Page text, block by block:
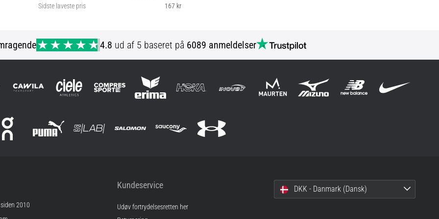
Sidste laveste pris 167 kr
4.8 ud af 5 baseret på 6089 anmeldelser
2010
Kundeservice
Udøv fortrydelsesretten her
DKK - Danmark (Dansk)